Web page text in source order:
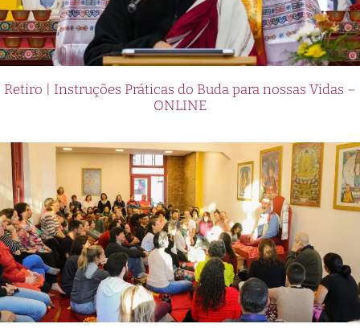
Retiro | Instruções Práticas do Buda para nossas Vidas –
ONLINE